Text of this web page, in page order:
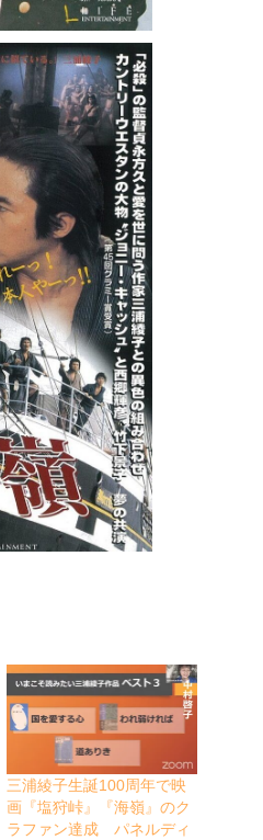
三浦綾子生誕100周年で映
画『塩狩峠』『海嶺』のク
ラファン達成 パネルディ